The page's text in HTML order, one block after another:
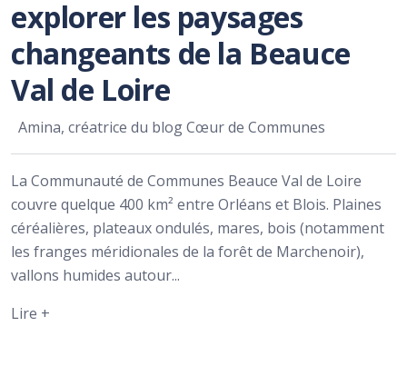
explorer les paysages
changeants de la Beauce
Val de Loire
Amina, créatrice du blog Cœur de Communes
La Communauté de Communes Beauce Val de Loire
couvre quelque 400 km² entre Orléans et Blois. Plaines
céréalières, plateaux ondulés, mares, bois (notamment
les franges méridionales de la forêt de Marchenoir),
vallons humides autour...
Lire +